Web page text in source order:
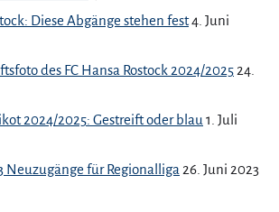
Diese Abgänge stehen fest4. Juni
des FC Hansa Rostock 2024/2025 24.
2024/2025: Gestreift oder blau 1. Juli
Neuzugänge für Regionalliga 26. Juni 2023